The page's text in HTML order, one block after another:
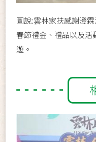
圖說:雲林家扶感謝澄
春節禮金、禮品以及活
遊。